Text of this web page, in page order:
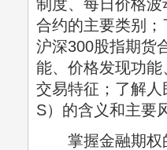
制度、每日价格
合约的主要类别
沪深300股指期货
能、价格发现功
交易特征；了解
S）的含义和主要
掌握金融期权的